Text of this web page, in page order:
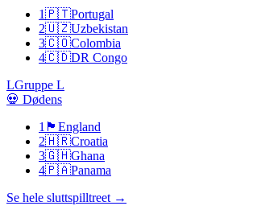
1🇵🇹Portugal
2🇺🇿Uzbekistan
3🇨🇴Colombia
4🇨🇩DR Congo
LGruppe L
💀 Dødens
1 🏴󠁧󠁢󠁥󠁮󠁧󠁿 England
2🇭🇷Croatia
3🇬🇭Ghana
4🇵🇦Panama
Se hele sluttspilltreet →